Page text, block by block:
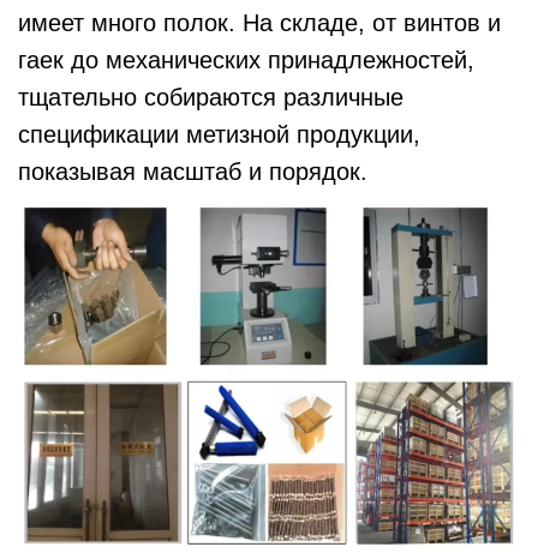
имеет много полок. На складе, от винтов и
гаек до механических принадлежностей,
тщательно собираются различные
спецификации метизной продукции,
показывая масштаб и порядок.